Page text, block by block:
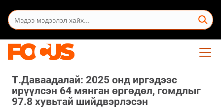
Т.Даваадалай: 2025 онд иргэдээс
ирүүлсэн 64 мянган өргөдөл, гомдлыг
97.8 хувьтай шийдвэрлэсэн